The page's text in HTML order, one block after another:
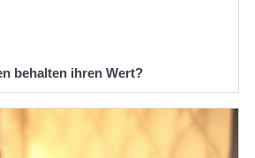
behalten ihren Wert?